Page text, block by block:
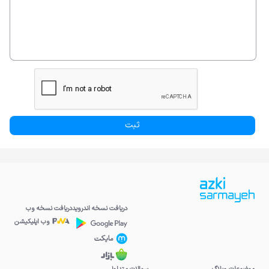
دریافت نسخه اندرویددریافت نسخه وب
وب اپلیکیشن